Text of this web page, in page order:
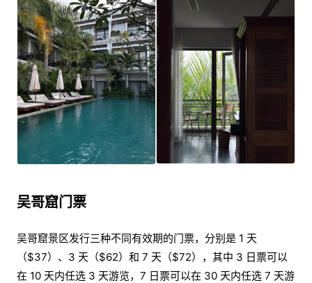
吴哥窟门票
吴哥窟景区发行三种不同有效期的门票，分别是 1 天
（$37）、3 天（$62）和 7 天（$72），其中 3 日票可以
在 10 天内任选 3 天游览，7 日票可以在 30 天内任选 7 天游